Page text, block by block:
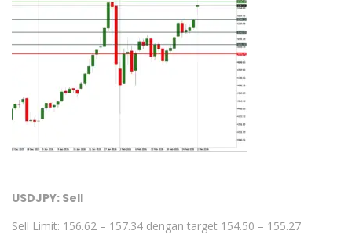
USDJPY: Sell
Sell Limit: 156.62 – 157.34 dengan target 154.50 – 155.27